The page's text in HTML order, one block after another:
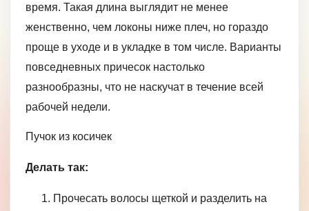
время. Такая длина выглядит не менее
женственно, чем локоны ниже плеч, но гораздо
проще в уходе и в укладке в том числе. Варианты
повседневных причесок настолько
разнообразны, что не наскучат в течение всей
рабочей недели.
Пучок из косичек
Делать так:
Прочесать волосы щеткой и разделить на